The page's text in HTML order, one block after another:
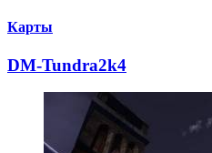
Карты
DM-Tundra2k4